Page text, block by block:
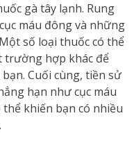
gà tây lạnh. Rung
máu đông và những
số loại thuốc có thể
trường hợp khác để
Cuối cùng, tiền sử
hạn như cục máu
khiến bạn có nhiều